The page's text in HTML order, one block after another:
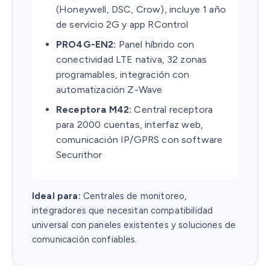
(Honeywell, DSC, Crow), incluye 1 año
de servicio 2G y app RControl
PRO4G-EN2: Panel híbrido con
conectividad LTE nativa, 32 zonas
programables, integración con
automatización Z-Wave
Receptora M42: Central receptora
para 2000 cuentas, interfaz web,
comunicación IP/GPRS con software
Securithor
Ideal para: Centrales de monitoreo,
integradores que necesitan compatibilidad
universal con paneles existentes y soluciones de
comunicación confiables.